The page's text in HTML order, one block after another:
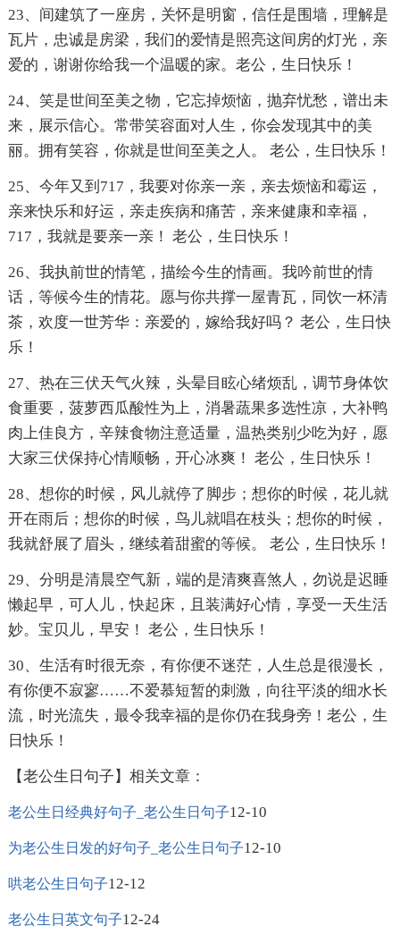
23、间建筑了一座房，关怀是明窗，信任是围墙，理解是
瓦片，忠诚是房梁，我们的爱情是照亮这间房的灯光，亲
爱的，谢谢你给我一个温暖的家。老公，生日快乐！
24、笑是世间至美之物，它忘掉烦恼，抛弃忧愁，谱出未
来，展示信心。常带笑容面对人生，你会发现其中的美
丽。拥有笑容，你就是世间至美之人。 老公，生日快乐！
25、今年又到717，我要对你亲一亲，亲去烦恼和霉运，
亲来快乐和好运，亲走疾病和痛苦，亲来健康和幸福，
717，我就是要亲一亲！ 老公，生日快乐！
26、我执前世的情笔，描绘今生的情画。我吟前世的情
话，等候今生的情花。愿与你共撑一屋青瓦，同饮一杯清
茶，欢度一世芳华：亲爱的，嫁给我好吗？ 老公，生日快
乐！
27、热在三伏天气火辣，头晕目眩心绪烦乱，调节身体饮
食重要，菠萝西瓜酸性为上，消暑蔬果多选性凉，大补鸭
肉上佳良方，辛辣食物注意适量，温热类别少吃为好，愿
大家三伏保持心情顺畅，开心冰爽！ 老公，生日快乐！
28、想你的时候，风儿就停了脚步；想你的时候，花儿就
开在雨后；想你的时候，鸟儿就唱在枝头；想你的时候，
我就舒展了眉头，继续着甜蜜的等候。 老公，生日快乐！
29、分明是清晨空气新，端的是清爽喜煞人，勿说是迟睡
懒起早，可人儿，快起床，且装满好心情，享受一天生活
妙。宝贝儿，早安！ 老公，生日快乐！
30、生活有时很无奈，有你便不迷茫，人生总是很漫长，
有你便不寂寥……不爱慕短暂的刺激，向往平淡的细水长
流，时光流失，最令我幸福的是你仍在我身旁！老公，生
日快乐！
【老公生日句子】相关文章：
老公生日经典好句子_老公生日句子12-10
为老公生日发的好句子_老公生日句子12-10
哄老公生日句子12-12
老公生日英文句子12-24